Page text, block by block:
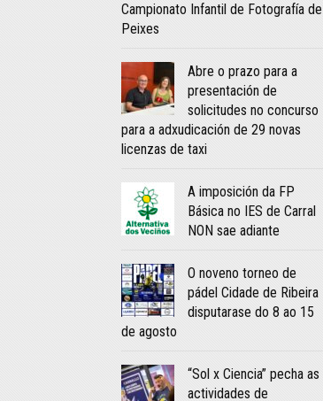
Campionato Infantil de Fotografía de
Peixes
Abre o prazo para a
presentación de
solicitudes no concurso
para a adxudicación de 29 novas
licenzas de taxi
A imposición da FP
Básica no IES de Carral
NON sae adiante
O noveno torneo de
pádel Cidade de Ribeira
disputarase do 8 ao 15
de agosto
“Sol x Ciencia” pecha as
actividades de